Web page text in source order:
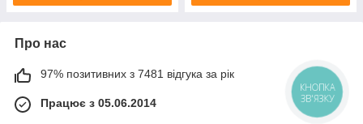
Про нас
97% позитивних з 7481 відгука за рік
Працює з 05.06.2014
КНОПКА
ЗВ'ЯЗКУ